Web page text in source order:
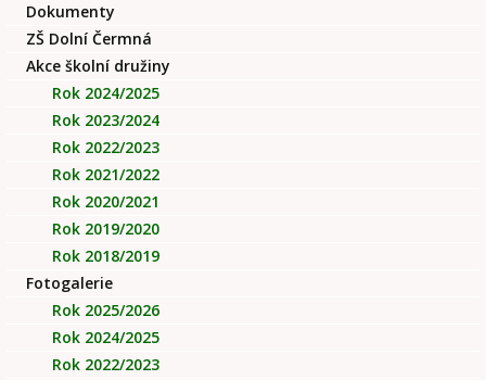
Dokumenty
ZŠ Dolní Čermná
Akce školní družiny
Rok 2024/2025
Rok 2023/2024
Rok 2022/2023
Rok 2021/2022
Rok 2020/2021
Rok 2019/2020
Rok 2018/2019
Fotogalerie
Rok 2025/2026
Rok 2024/2025
Rok 2022/2023